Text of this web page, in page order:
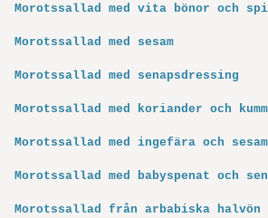
Morotssallad med vita bönor och
Morotssallad med sesam
Morotssallad med senapsdressing
Morotssallad med koriander och
Morotssallad med ingefära och sesam
Morotssallad med babyspenat och
Morotssallad från arbabiska halvön